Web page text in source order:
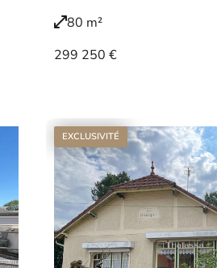
80 m²
299 250 €
EXCLUSIVITÉ